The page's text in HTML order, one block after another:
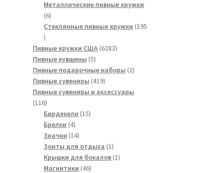
товара
Металлические пивные кружки
66
товаров
Стеклянные пивные кружки 195
195
товаров
Пивные кружки США 62836283
Пивные кувшины 55
товаров
Пивные подарочные наборы 22
Пивные сувениры 419419
товаров
Пивные сувениры и аксессуары
116116
товаров
Бирдекели 1515
Брелки 44
товара
Значки 1414
товаров
Зонты для отдыха 11
товар
Крышки для бокалов 11
Магнитики 4646